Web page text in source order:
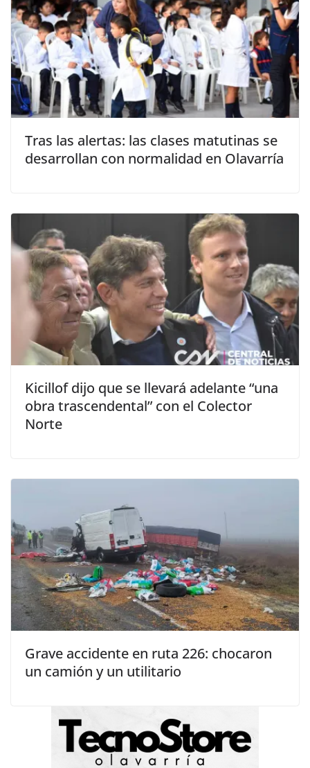
Tras las alertas: las clases matutinas se
desarrollan con normalidad en Olavarría
Kicillof dijo que se llevará adelante “una
obra trascendental” con el Colector
Norte
Grave accidente en ruta 226: chocaron
un camión y un utilitario